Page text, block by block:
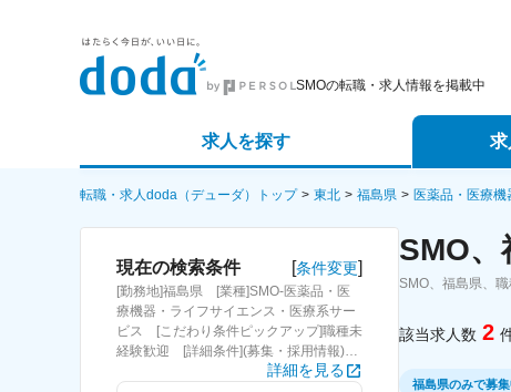
SMOの転職・求人情報を掲載中
求人を探す
詳細条件から探す
求人特集から探す
求
エージェ
スカウト
転職・求人doda（デューダ）トップ 東北 福島県 医薬品・医療
現在の検索条件 [条件変更]
[勤務地]福島県 [業種]SMO-医薬品・医
療機器・ライフサイエンス・医療系サー
ビス [こだわり条件ピックアップ]職種未
経験歓迎 [詳細条件](募集・採用情報)職
詳細を見る
SMO、
SMO、福島県、
該当求人数 2
福島県のみで募集